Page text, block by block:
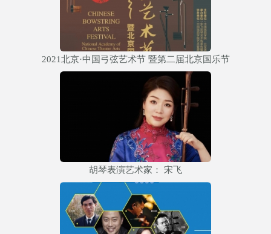
2021北京·中国弓弦艺术节 暨第二届北京国乐节
胡琴表演艺术家： 宋飞